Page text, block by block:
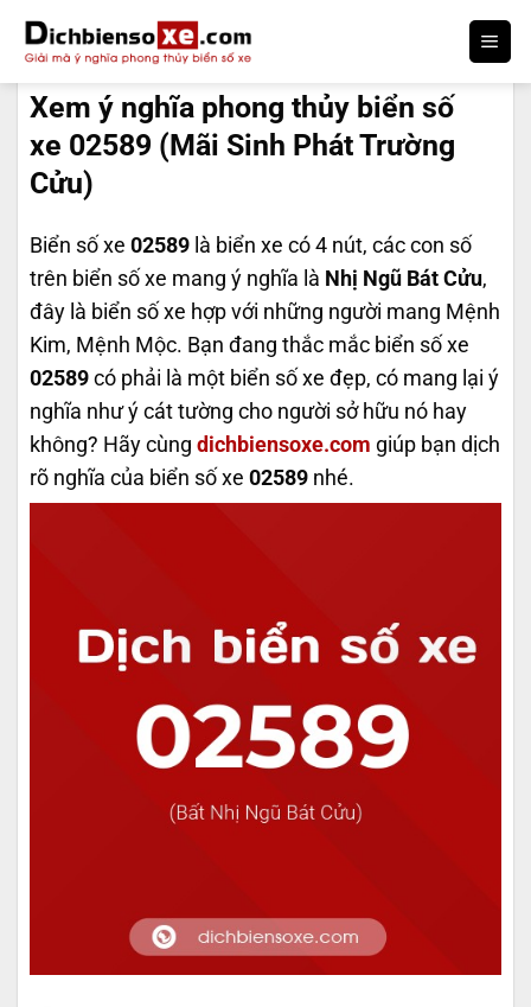
qua
nội
dungXem ý nghĩa phong thủy biển số
xe 02589 (Mãi Sinh Phát Trường
Cửu)
Biển số xe 02589 là biển xe có 4 nút, các con số
trên biển số xe mang ý nghĩa là Nhị Ngũ Bát Cửu,
đây là biển số xe hợp với những người mang Mệnh
Kim, Mệnh Mộc. Bạn đang thắc mắc biển số xe
02589 có phải là một biển số xe đẹp, có mang lại ý
nghĩa như ý cát tường cho người sở hữu nó hay
không? Hãy cùng dichbiensoxe.com giúp bạn dịch
rõ nghĩa của biển số xe 02589 nhé.